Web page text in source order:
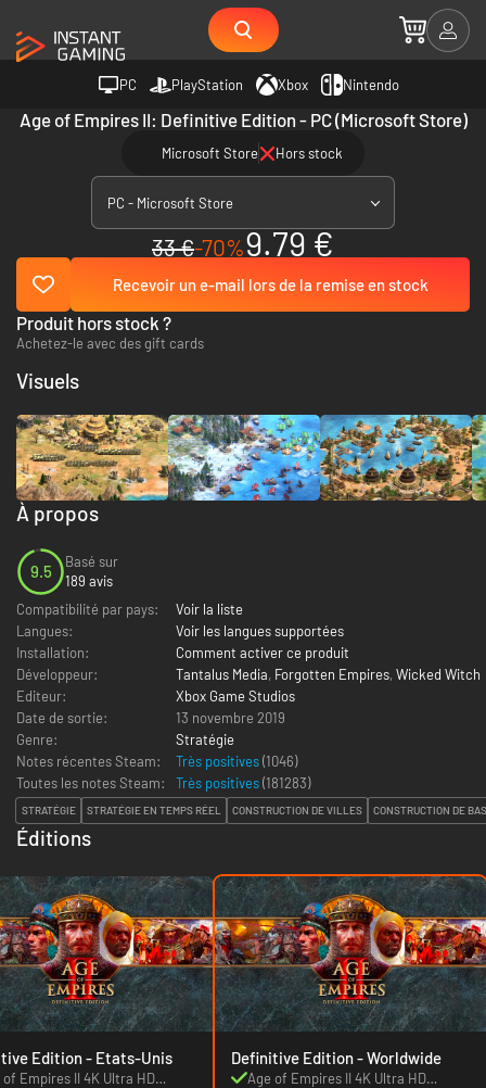
PC PlayStation Xbox Nintendo
Age of Empires II: Definitive Edition - PC (Microsoft Store)
Microsoft Store Hors stock
PC - Microsoft Store
33 €-70%9.79 €
Recevoir un e-mail lors de la remise en stock
Produit hors stock ?
Achetez-le avec des gift cards
À propos
9.5
Basé sur
189 avis
Compatibilité par pays:
Voir la liste
Langues:
Voir les langues supportées
Installation:
Comment activer ce produit
Développeur:
Tantalus Media, Forgotten Empires, Wicked Witch
Editeur:
Xbox Game Studios
Date de sortie:
13 novembre 2019
Genre:
Stratégie
Notes récentes Steam:
Très positives(1046)
Toutes les notes Steam:
Très positives(181283)
STRATÉGIE STRATÉGIE EN TEMPS RÉEL CONSTRUCTION DE VILLES CONSTRUCTION DE
Éditions
Definitive Edition - Etats-Unis
of Empires II 4K Ultra HD
Definitive Edition - Worldwide
Age of Empires II 4K Ultra HD
Visuels